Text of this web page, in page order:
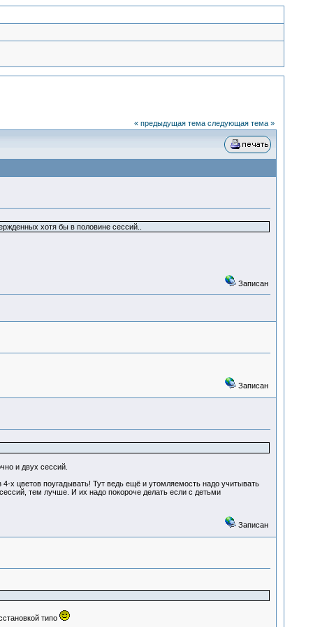
« предыдущая тема следующая тема »
хотя бы в половине сессий..
Записан
Записан
и двух сессий.
х цветов поугадывать! Тут ведь ещё и утомляемость надо учитывать
тем лучше. И их надо покороче делать если с детьми
Записан
типо